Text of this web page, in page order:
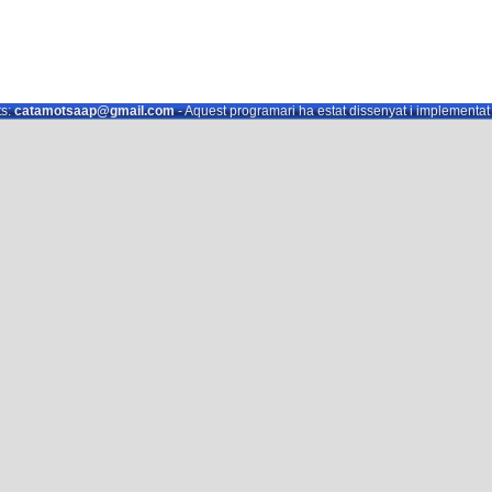
catamotsaap@gmail.com- Aquest programari ha estat dissenyat i